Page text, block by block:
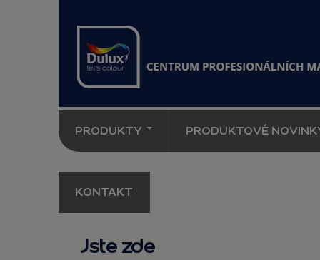
PRODUKTY PRODUKTOVÉ
KONTAKT
Jste zde